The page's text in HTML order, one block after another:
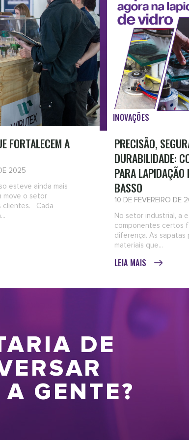
FORTALECEM A
2025
esteve ainda mais
move o setor
clientes. Cada
INOVAÇÕES
PRECISÃO,
DURABILIDADE:
PARA LAPIDAÇÃO
BASSO
10 DE FEVEREIRO DE
No setor industrial, a
componentes certos
diferença. As sapatas
materiais que...
LEIA MAIS
DE
GENTE?